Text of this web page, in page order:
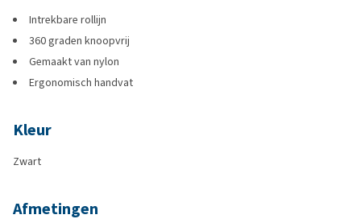
Intrekbare rollijn
360 graden knoopvrij
Gemaakt van nylon
Ergonomisch handvat
Kleur
Zwart
Afmetingen